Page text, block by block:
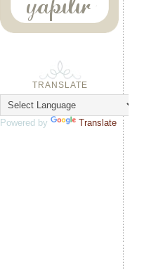
TRANSLATE
Powered by Translate